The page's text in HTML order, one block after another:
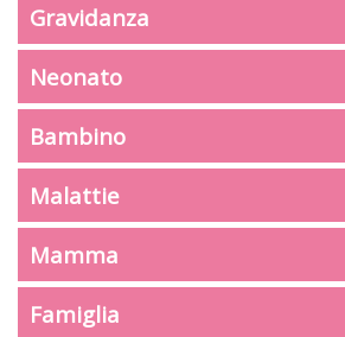
Gravidanza
Neonato
Bambino
Malattie
Mamma
Famiglia